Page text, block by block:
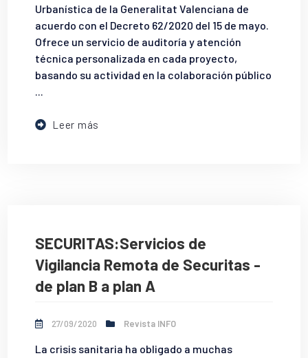
Urbanística de la Generalitat Valenciana de
acuerdo con el Decreto 62/2020 del 15 de mayo.
Ofrece un servicio de auditoría y atención
técnica personalizada en cada proyecto,
basando su actividad en la colaboración público
...
Leer más
SECURITAS:Servicios de
Vigilancia Remota de Securitas -
de plan B a plan A
27/09/2020 Revista INFO
La crisis sanitaria ha obligado a muchas